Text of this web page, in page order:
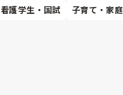
看護学生・国試 子育て・家庭